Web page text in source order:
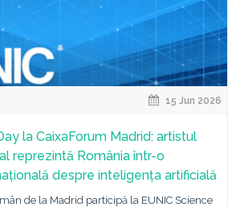
15 Jun 2026
la CaixaForum Madrid: artistul
reprezintă România într-o
despre inteligența artificială
de la Madrid participă la EUNIC Science